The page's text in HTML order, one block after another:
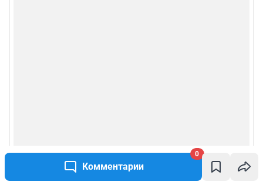
Комментарии
0